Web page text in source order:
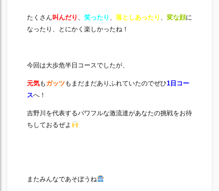
たくさん叫んだり 、 笑ったり 、 落としあったり 、 変な顔に
なったり、とにかく楽しかったね！
今回は大歩危半日コースでしたが、
元気も ガッツ もまだまだありふれていたのでぜひ1日コー
スへ！
吉野川を代表するパワフルな激流達があなたの挑戦をお待
ちしておるぜよ
またみんなであそぼうね